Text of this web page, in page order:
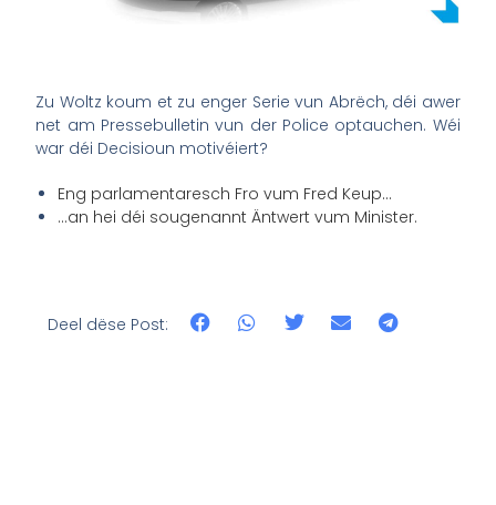
Zu Woltz koum et zu enger Serie vun Abrëch, déi awer
net am Pressebulletin vun der Police optauchen. Wéi
war déi Decisioun motivéiert?
Eng parlamentaresch Fro vum Fred Keup…
…an hei déi sougenannt Äntwert vum Minister.
Deel dëse Post: